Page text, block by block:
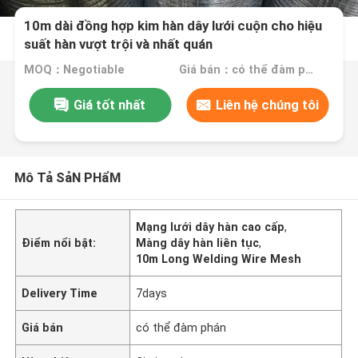
10m dài đồng hợp kim hàn dây lưới cuộn cho hiệu
suất hàn vượt trội và nhất quán
MOQ：Negotiable Giá bán：có thể đàm phán
Giá tốt nhất Liên hệ chúng tôi
Mô Tả SảN PHẩM
Điểm nổi bật:
Mạng lưới dây hàn cao cấp,
Màng dây hàn liên tục,
10m Long Welding Wire Mesh
Delivery Time 7days
Giá bán có thể đàm phán